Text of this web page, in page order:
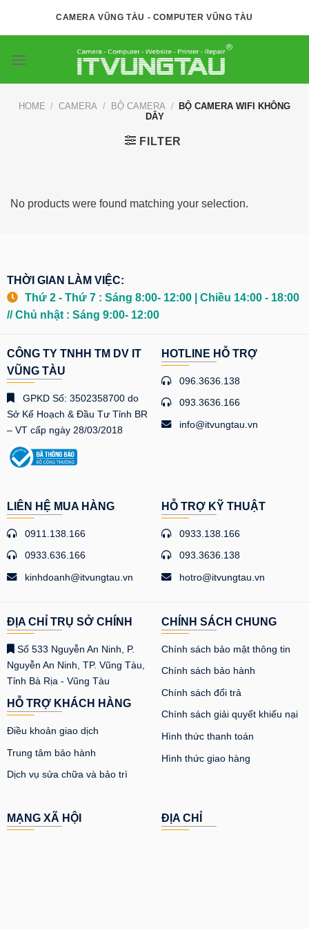
CAMERA VŨNG TÀU - COMPUTER VŨNG TÀU
HOME / CAMERA / BỘ CAMERA /
BỘ CAMERA WIFI KHÔNG
DÂY
FILTER
No products were found matching your selection.
THỜI GIAN LÀM VIỆC:
Thứ 2 - Thứ 7 : Sáng 8:00- 12:00 | Chiều 14:00 - 18:00
// Chủ nhật : Sáng 9:00- 12:00
CÔNG TY TNHH TM DV IT
VŨNG TÀU
GPKD Số: 3502358700 do
Sở Kế Hoạch & Đầu Tư Tỉnh BR
– VT cấp ngày 28/03/2018
HOTLINE HỖ TRỢ
096.3636.138
093.3636.166
info@itvungtau.vn
LIÊN HỆ MUA HÀNG
0911.138.166
0933.636.166
kinhdoanh@itvungtau.vn
HỖ TRỢ KỸ THUẬT
0933.138.166
093.3636.138
hotro@itvungtau.vn
ĐỊA CHỈ TRỤ SỞ CHÍNH
Số 533 Nguyễn An Ninh, P.
Nguyễn An Ninh, TP. Vũng Tàu,
Tỉnh Bà Rịa - Vũng Tàu
HỖ TRỢ KHÁCH HÀNG
Điều khoản giao dịch
Trung tâm bảo hành
Dịch vụ sửa chữa và bảo trì
CHÍNH SÁCH CHUNG
Chính sách bảo mật thông tin
Chính sách bảo hành
Chính sách đổi trả
Chính sách giải quyết khiếu nại
Hình thức thanh toán
Hình thức giao hàng
MẠNG XÃ HỘI ĐỊA CHỈ